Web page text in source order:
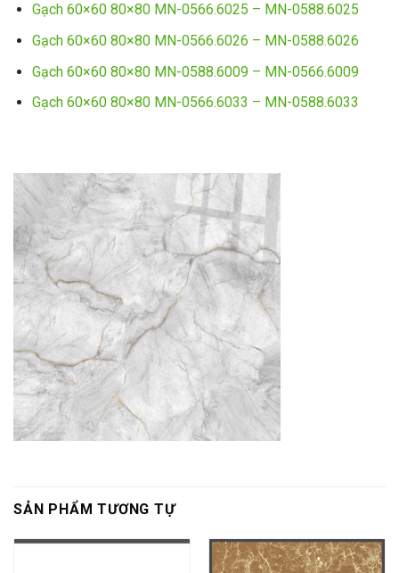
Gạch 60×60 80×80 MN-0566.6025 – MN-0588.6025
Gạch 60×60 80×80 MN-0566.6026 – MN-0588.6026
Gạch 60×60 80×80 MN-0588.6009 – MN-0566.6009
Gạch 60×60 80×80 MN-0566.6033 – MN-0588.6033
SẢN PHẨM TƯƠNG TỰ